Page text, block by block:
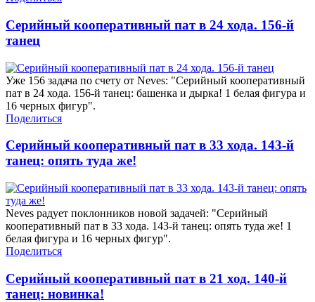
Серийный кооперативный пат в 24 хода. 156-й
танец
Уже 156 задача по счету от Neves: "Серийный кооперативный
пат в 24 хода. 156-й танец: башенка и дырка! 1 белая фигура и
16 черных фигур".
Поделиться
Серийный кооперативный пат в 33 хода. 143-й
танец: опять туда же!
Neves радует поклонников новой задачей: "Серийный
кооперативный пат в 33 хода. 143-й танец: опять туда же! 1
белая фигура и 16 черных фигур".
Поделиться
Серийный кооперативный пат в 21 ход. 140-й
танец: новинка!